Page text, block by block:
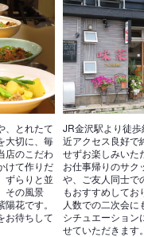
、とれたて
大切に、毎
店のこだわ
けて作りだ
ずらりと並
その風景
花です。
お待ちして
JR金沢駅より徒
近アクセス良好で
せずお楽しみいた
お仕事帰りのサク
や、ご友人同士で
もおすすめしてお
人数での二次会
シチュエーション
せていただきます